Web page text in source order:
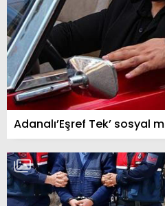
Adanalı’Eşref Tek’ sosyal